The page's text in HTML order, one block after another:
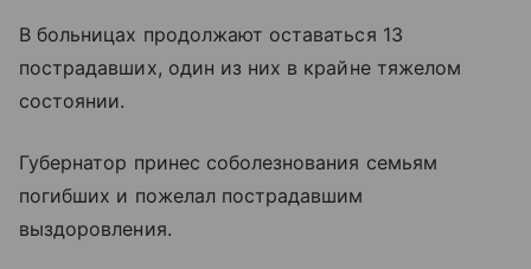
В больницах продолжают оставаться 13
пострадавших, один из них в крайне тяжелом
состоянии.
Губернатор принес соболезнования семьям
погибших и пожелал пострадавшим
выздоровления.